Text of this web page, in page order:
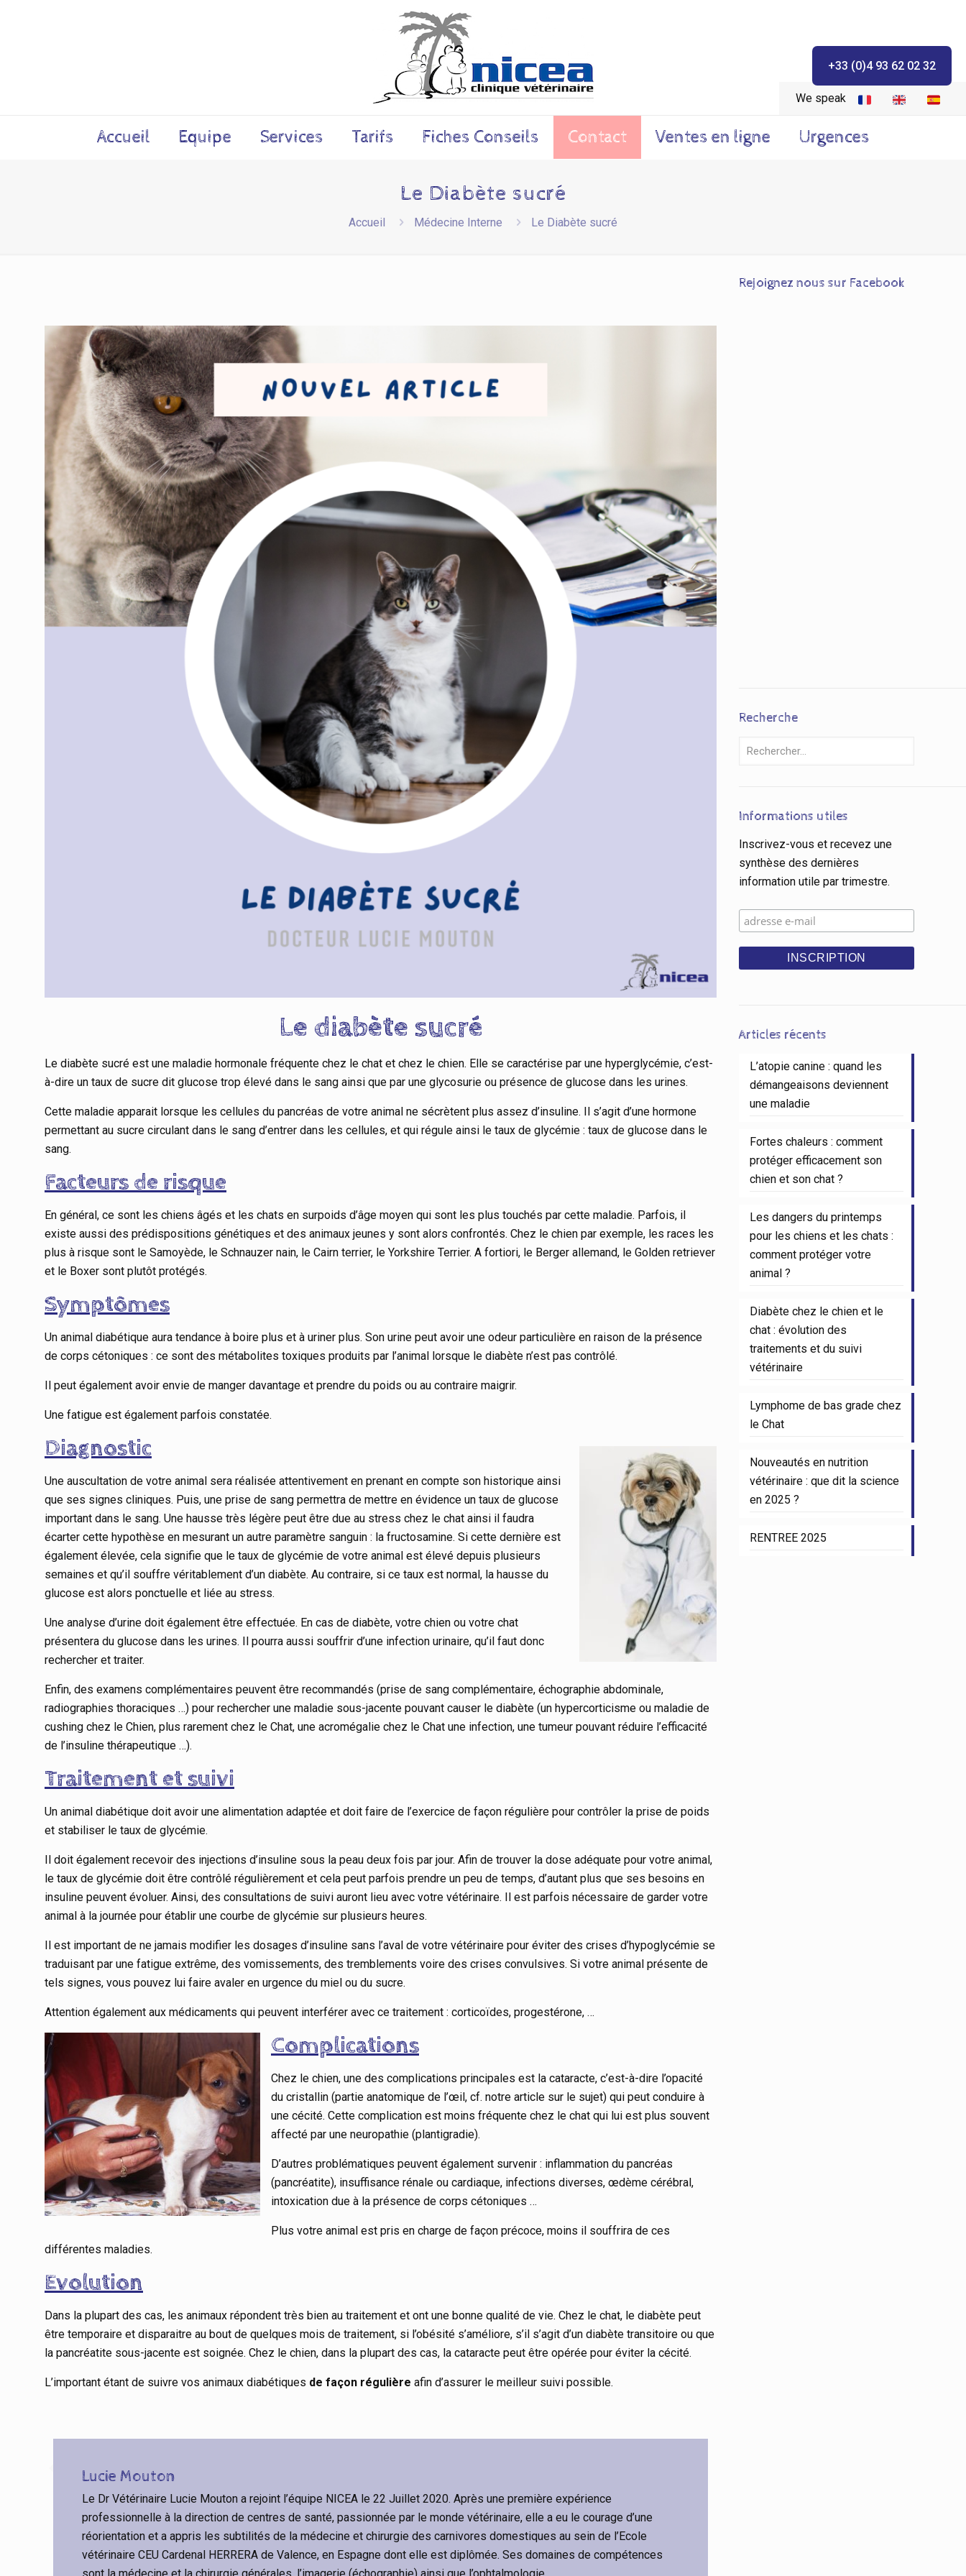
We speak
Accueil Equipe Services Tarifs Fiches Conseils Contact Ventes en ligne Urgences
+33 (0)4 93 62 02 32
Le Diabète sucré
Accueil Médecine Interne Le Diabète sucré
Le diabète sucré
Le diabète sucré est une maladie hormonale fréquente chez le chat et chez le chien. Elle se caractérise par une hyperglycémie, c’est-
à-dire un taux de sucre dit glucose trop élevé dans le sang ainsi que par une glycosurie ou présence de glucose dans les urines.
Cette maladie apparait lorsque les cellules du pancréas de votre animal ne sécrètent plus assez d’insuline. Il s’agit d’une hormone
permettant au sucre circulant dans le sang d’entrer dans les cellules, et qui régule ainsi le taux de glycémie : taux de glucose dans le
sang.
Facteurs de risque
En général, ce sont les chiens âgés et les chats en surpoids d’âge moyen qui sont les plus touchés par cette maladie. Parfois, il
existe aussi des prédispositions génétiques et des animaux jeunes y sont alors confrontés. Chez le chien par exemple, les races les
plus à risque sont le Samoyède, le Schnauzer nain, le Cairn terrier, le Yorkshire Terrier. A fortiori, le Berger allemand, le Golden retriever
et le Boxer sont plutôt protégés.
Symptômes
Un animal diabétique aura tendance à boire plus et à uriner plus. Son urine peut avoir une odeur particulière en raison de la présence
de corps cétoniques : ce sont des métabolites toxiques produits par l’animal lorsque le diabète n’est pas contrôlé.
Il peut également avoir envie de manger davantage et prendre du poids ou au contraire maigrir.
Une fatigue est également parfois constatée.
Diagnostic
Une auscultation de votre animal sera réalisée attentivement en prenant en compte son historique ainsi
que ses signes cliniques. Puis, une prise de sang permettra de mettre en évidence un taux de glucose
important dans le sang. Une hausse très légère peut être due au stress chez le chat ainsi il faudra
écarter cette hypothèse en mesurant un autre paramètre sanguin : la fructosamine. Si cette dernière est
également élevée, cela signifie que le taux de glycémie de votre animal est élevé depuis plusieurs
semaines et qu’il souffre véritablement d’un diabète. Au contraire, si ce taux est normal, la hausse du
glucose est alors ponctuelle et liée au stress.
Une analyse d’urine doit également être effectuée. En cas de diabète, votre chien ou votre chat
présentera du glucose dans les urines. Il pourra aussi souffrir d’une infection urinaire, qu’il faut donc
rechercher et traiter.
Enfin, des examens complémentaires peuvent être recommandés (prise de sang complémentaire, échographie abdominale,
radiographies thoraciques …) pour rechercher une maladie sous-jacente pouvant causer le diabète (un hypercorticisme ou maladie de
cushing chez le Chien, plus rarement chez le Chat, une acromégalie chez le Chat une infection, une tumeur pouvant réduire l’efficacité
de l’insuline thérapeutique …).
Traitement et suivi
Un animal diabétique doit avoir une alimentation adaptée et doit faire de l’exercice de façon régulière pour contrôler la prise de poids
et stabiliser le taux de glycémie.
Il doit également recevoir des injections d’insuline sous la peau deux fois par jour. Afin de trouver la dose adéquate pour votre animal,
le taux de glycémie doit être contrôlé régulièrement et cela peut parfois prendre un peu de temps, d’autant plus que ses besoins en
insuline peuvent évoluer. Ainsi, des consultations de suivi auront lieu avec votre vétérinaire. Il est parfois nécessaire de garder votre
animal à la journée pour établir une courbe de glycémie sur plusieurs heures.
Il est important de ne jamais modifier les dosages d’insuline sans l’aval de votre vétérinaire pour éviter des crises d’hypoglycémie se
traduisant par une fatigue extrême, des vomissements, des tremblements voire des crises convulsives. Si votre animal présente de
tels signes, vous pouvez lui faire avaler en urgence du miel ou du sucre.
Attention également aux médicaments qui peuvent interférer avec ce traitement : corticoïdes, progestérone, …
Complications
Chez le chien, une des complications principales est la cataracte, c’est-à-dire l’opacité
du cristallin (partie anatomique de l’œil, cf. notre article sur le sujet) qui peut conduire à
une cécité. Cette complication est moins fréquente chez le chat qui lui est plus souvent
affecté par une neuropathie (plantigradie).
D’autres problématiques peuvent également survenir : inflammation du pancréas
(pancréatite), insuffisance rénale ou cardiaque, infections diverses, œdème cérébral,
intoxication due à la présence de corps cétoniques …
Plus votre animal est pris en charge de façon précoce, moins il souffrira de ces
différentes maladies.
Evolution
Dans la plupart des cas, les animaux répondent très bien au traitement et ont une bonne qualité de vie. Chez le chat, le diabète peut
être temporaire et disparaitre au bout de quelques mois de traitement, si l’obésité s’améliore, s’il s’agit d’un diabète transitoire ou que
la pancréatite sous-jacente est soignée. Chez le chien, dans la plupart des cas, la cataracte peut être opérée pour éviter la cécité.
L’important étant de suivre vos animaux diabétiques de façon régulière afin d’assurer le meilleur suivi possible.
Lucie Mouton
Le Dr Vétérinaire Lucie Mouton a rejoint l’équipe NICEA le 22 Juillet 2020. Après une première expérience
professionnelle à la direction de centres de santé, passionnée par le monde vétérinaire, elle a eu le courage d’une
réorientation et a appris les subtilités de la médecine et chirurgie des carnivores domestiques au sein de l’Ecole
vétérinaire CEU Cardenal HERRERA de Valence, en Espagne dont elle est diplômée. Ses domaines de compétences
Rejoignez nous sur Facebook
Recherche
Informations utiles
Inscrivez-vous et recevez une
synthèse des dernières
information utile par trimestre.
Articles récents
L’atopie canine : quand les
démangeaisons deviennent
une maladie
Fortes chaleurs : comment
protéger efficacement son
chien et son chat ?
Les dangers du printemps
pour les chiens et les chats :
comment protéger votre
animal ?
Diabète chez le chien et le
chat : évolution des
traitements et du suivi
vétérinaire
Lymphome de bas grade chez
le Chat
Nouveautés en nutrition
vétérinaire : que dit la science
en 2025 ?
RENTREE 2025